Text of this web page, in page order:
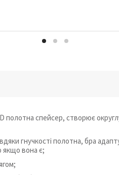
полотна спейсер, створює
гнучкості полотна, бра
якщо вона є;